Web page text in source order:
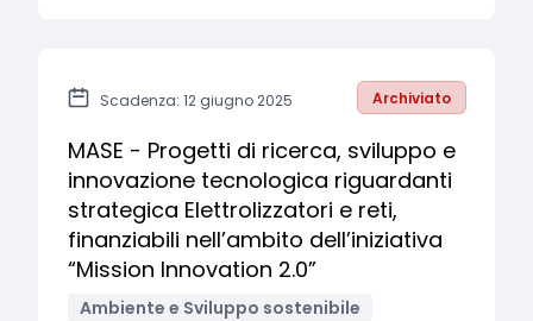
Scadenza: 12 giugno 2025 Archiviato
MASE - Progetti di ricerca, sviluppo e
innovazione tecnologica riguardanti
strategica Elettrolizzatori e reti,
finanziabili nell’ambito dell’iniziativa
“Mission Innovation 2.0”
Ambiente e Sviluppo sostenibile